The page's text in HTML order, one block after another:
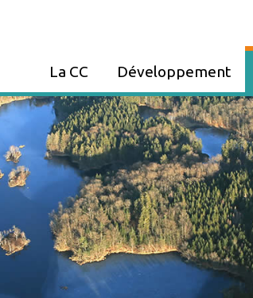
La CC
Présentation CCME
Communes membres
Elus
Compétences
Décisions du Conseil
Organisation des services
Marchés publics et
Consultations
Développement
ZA FAUCOGNEY
Entreprendre
PLUi
Urbanisme
Le Haut-Débit
GEMAPI
Partenariat - Subvention